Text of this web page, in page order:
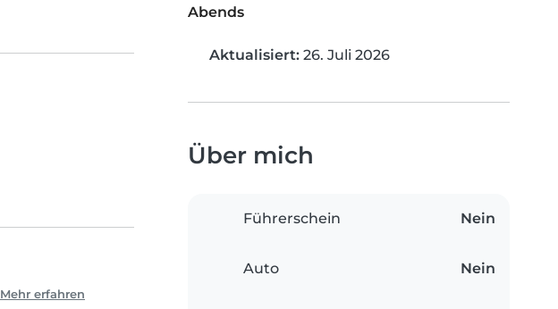
Mehr erfahren
Abends
Aktualisiert: 26. Juli 2026
Über mich
Führerschein Nein
Auto Nein